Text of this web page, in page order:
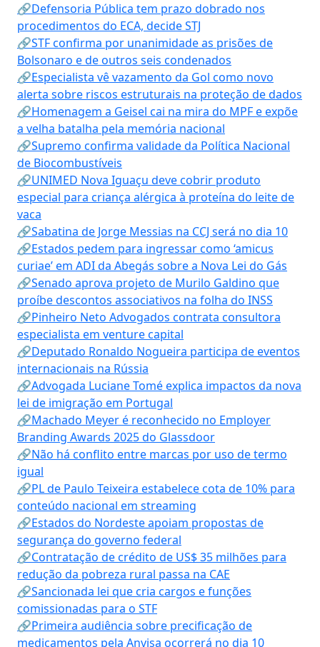
🔗Defensoria Pública tem prazo dobrado nos
procedimentos do ECA, decide STJ
🔗STF confirma por unanimidade as prisões de
Bolsonaro e de outros seis condenados
🔗Especialista vê vazamento da Gol como novo
alerta sobre riscos estruturais na proteção de dados
🔗Homenagem a Geisel cai na mira do MPF e expõe
a velha batalha pela memória nacional
🔗Supremo confirma validade da Política Nacional
de Biocombustíveis
🔗UNIMED Nova Iguaçu deve cobrir produto
especial para criança alérgica à proteína do leite de
vaca
🔗Sabatina de Jorge Messias na CCJ será no dia 10
🔗Estados pedem para ingressar como ‘amicus
curiae’ em ADI da Abegás sobre a Nova Lei do Gás
🔗Senado aprova projeto de Murilo Galdino que
proíbe descontos associativos na folha do INSS
🔗Pinheiro Neto Advogados contrata consultora
especialista em venture capital
🔗Deputado Ronaldo Nogueira participa de eventos
internacionais na Rússia
🔗Advogada Luciane Tomé explica impactos da nova
lei de imigração em Portugal
🔗Machado Meyer é reconhecido no Employer
Branding Awards 2025 do Glassdoor
🔗Não há conflito entre marcas por uso de termo
igual
🔗PL de Paulo Teixeira estabelece cota de 10% para
conteúdo nacional em streaming
🔗Estados do Nordeste apoiam propostas de
segurança do governo federal
🔗Contratação de crédito de US$ 35 milhões para
redução da pobreza rural passa na CAE
🔗Sancionada lei que cria cargos e funções
comissionadas para o STF
🔗Primeira audiência sobre precificação de
medicamentos pela Anvisa ocorrerá no dia 10